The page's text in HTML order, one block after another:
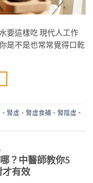
要這樣吃 現代人工作
是不是也常常覺得口乾
、 腎虛 、 腎虛食補 、 腎陰虛 、
？中醫師教你5
有效